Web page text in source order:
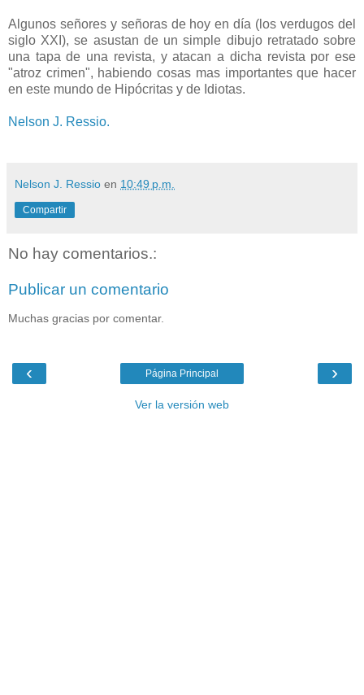
Algunos señores y señoras de hoy en día (los verdugos del
siglo XXI), se asustan de un simple dibujo retratado sobre
una tapa de una revista, y atacan a dicha revista por ese
"atroz crimen", habiendo cosas mas importantes que hacer
en este mundo de Hipócritas y de Idiotas.
Nelson J. Ressio.
Nelson J. Ressio en 10:49 p.m.
Compartir
No hay comentarios.:
Publicar un comentario
Muchas gracias por comentar.
‹ ›
Página Principal
Ver la versión web